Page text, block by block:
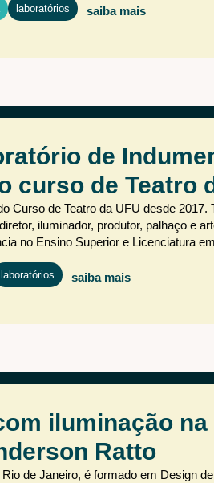
laboratórios saiba mais
de
curso de Teatro
Curso de Teatro da UFU desde
iluminador, produtor, palhaço e
no Ensino Superior e Licenciatura
laboratórios saiba mais
iluminação
Ratto
de Janeiro, é formado em Design